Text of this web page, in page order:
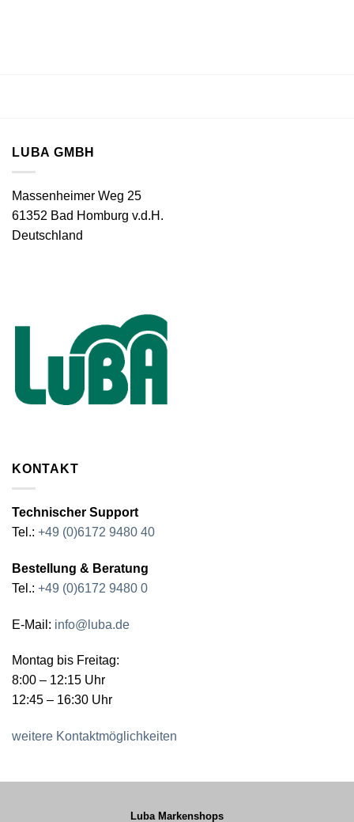
LUBA GMBH
Massenheimer Weg 25
61352 Bad Homburg v.d.H.
Deutschland
KONTAKT
Technischer Support
Tel.: +49 (0)6172 9480 40
Bestellung & Beratung
Tel.: +49 (0)6172 9480 0
E-Mail: info@luba.de
Montag bis Freitag:
8:00 – 12:15 Uhr
12:45 – 16:30 Uhr
weitere Kontaktmöglichkeiten
Luba Markenshops